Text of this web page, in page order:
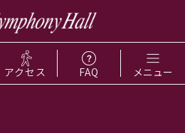
アクセス FAQ メニュー